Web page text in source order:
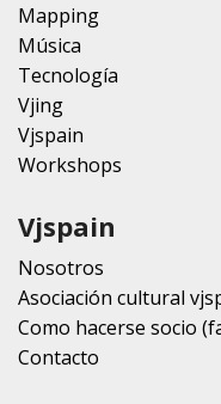
Mapping
Música
Tecnología
Vjing
Vjspain
Workshops
Vjspain
Nosotros
Asociación cultural
Como hacerse socio
Contacto